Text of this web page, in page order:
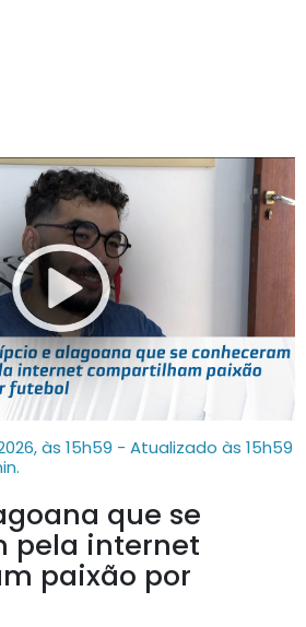
às 15h59 - Atualizado às 15h59
que se
pela internet
paixão por